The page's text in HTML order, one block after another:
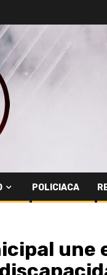
POLICIACA
une